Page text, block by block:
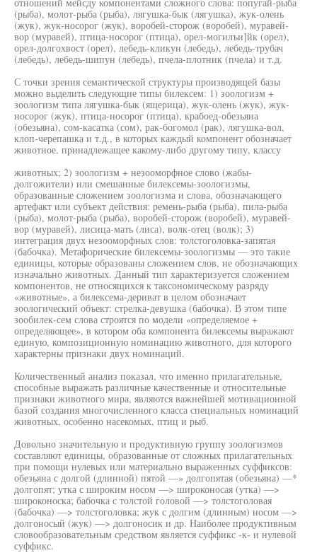
(рыба), молот-рыба (рыба), лягушка-бык (лягушка), жук-олень
(жук), жук-носорог (жук), воробей-сторож (воробей), муравей-
вор (муравей), птица-носорог (птица), орел-могилъи]йк (орел),
орел-долгохвост (орел), лебедь-кликун (лебедь), лебедь-трубач
(лебедь), лебедь-шипун (лебедь), пчела-плотник (пчела) и т.д.
С точки зрения семантической структуры производящей базы
можно выделить следующие типы билексем: 1) зоологизм +
зоологизм типа лягушка-бык (ящерица), жук-олень (жук), жук-
носорог (жук), птица-носорог (птица), крабоед-обезьяна
(обезьяна), сом-касатка (сом), рак-богомол (рак), лягушка-вол,
клоп-черепашка и т.д., в которых каждый компонент обозначает
животное, принадлежащее какому-либо другому типу, классу
животных; 2) зоологизм + незооморфное слово (жабы-
долгожители) или смешанные билексемы-зоологизмы,
образованные сложением зоологизма и слова, обозначающего
артефакт или субъект действия: ремень-рыба (рыба), пила-рыба
(рыба), молот-рыба (рыба), воробей-сторож (воробей), муравей-
вор (муравей), лисица-мать (лиса), волк-отец (волк); 3)
интеграция двух незооморфных слов: толстоголовка-запятая
(бабочка). Метафорические билексемы-зоологизмы — это такие
единицы, которые образованы сложением слов, не обозначающих
изначально животных. Данный тип характеризуется сложением
компонентов, не относящихся к таксономическому разряду
«животные», а билексема-дериват в целом обозначает
зоологический объект: стрелка-девушка (бабочка). В этом типе
зообилек-сем слова строятся по модели «определяемое +
определяющее», в котором оба компонента билексемы выражают
единую, композиционную номинацию животного, для которого
характерны признаки двух номинаций.
Количественный анализ показал, что именно прилагательные,
способные выражать различные качественные и относительные
признаки животного мира, являются важнейшей мотивационной
базой создания многочисленного класса специальных номинаций
животных, особенно насекомых, птиц и рыб.
Довольно значительную и продуктивную группу зоологизмов
составляют единицы, образованные от сложных прилагательных
при помощи нулевых или материально выраженных суффиксов:
обезьяна с долгой (длинной) пятой —» долгопятая (обезьяна) —*
долгопят; утка с широким носом —> широконосая (утка) —>
широконоска; бабочка с толстой головой —> толстоголовая
(бабочка) —> толстоголовка; жук с долгим (длинным) носом —>
долгоносый (жук) —> долгоносик и др. Наиболее продуктивным
словообразовательным средством является суффикс -к- и нулевой
суффикс.